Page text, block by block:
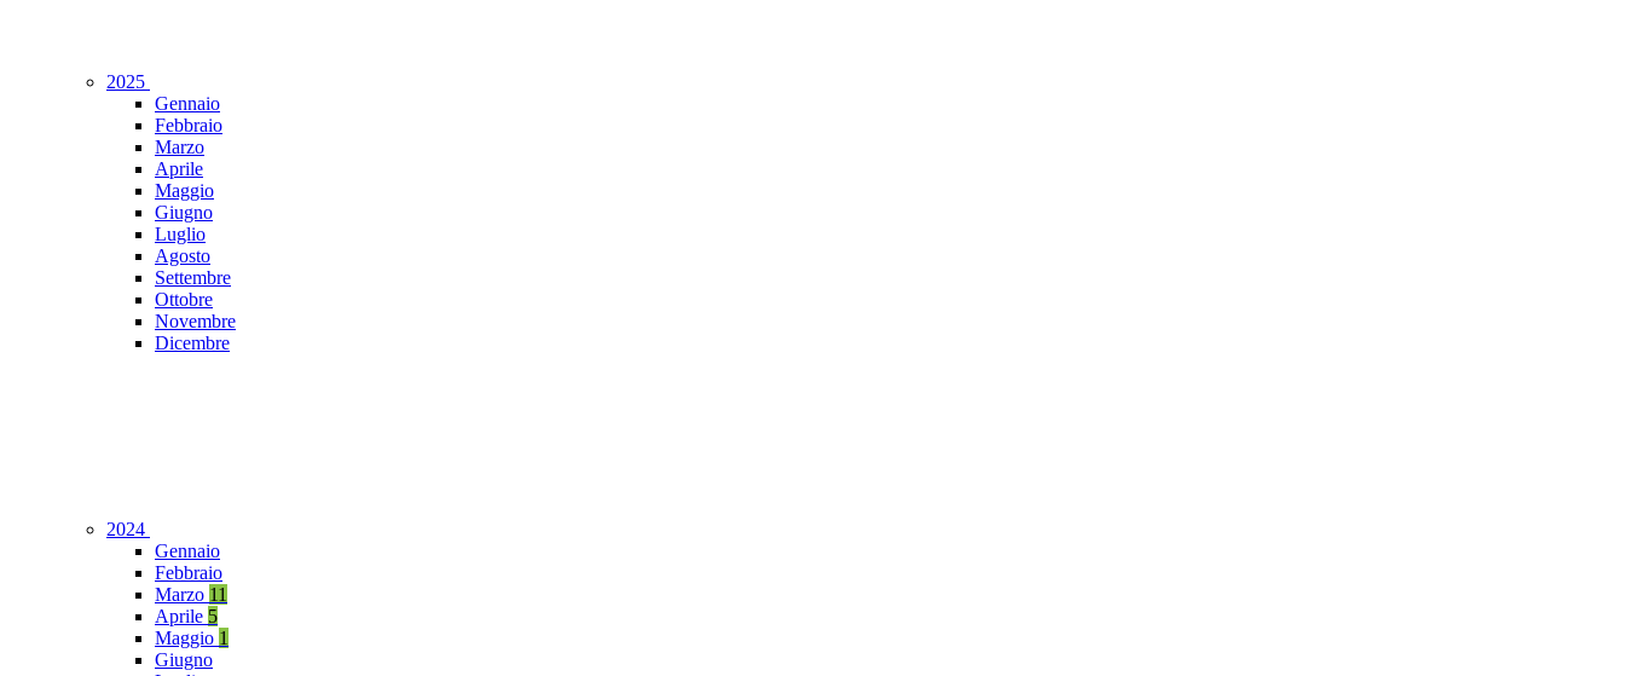
2025
Gennaio
Febbraio
Marzo
Aprile
Maggio
Giugno
Luglio
Agosto
Settembre
Ottobre
Novembre
Dicembre
2024
Gennaio
Febbraio
Marzo 11
Aprile 5
Maggio 1
Giugno